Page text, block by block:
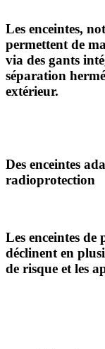
Les enceintes,
permettent de
via des gants
séparation
extérieur.
Des enceintes
radioprotection
Les enceintes
déclinent en
de risque et les